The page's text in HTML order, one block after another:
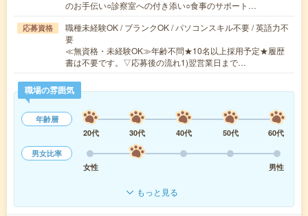
のお手伝い○診察室への付き添い○食事のサポート…
応募資格
職種未経験OK / ブランクOK / パソコンスキル不要 / 英語力不
要
≪無資格・未経験OK≫年齢不問★10名以上採用予定★履歴
書は不要です。▽応募後の流れ1)翌営業日まで…
職場の雰囲気
年齢層
20代
30代 40代 50代
60代
男女比率
女性
男性
もっと見る